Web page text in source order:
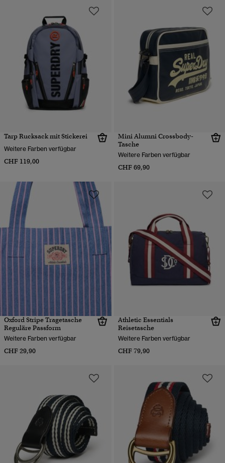
Tarp Rucksack mit Stickerei
Weitere Farben verfügbar
CHF 119,00
Mini Alumni Crossbody-
Tasche
Weitere Farben verfügbar
CHF 69,90
Oxford Stripe Tragetasche
Reguläre Passform
Weitere Farben verfügbar
CHF 29,90
Athletic Essentials
Reisetasche
Weitere Farben verfügbar
CHF 79,90